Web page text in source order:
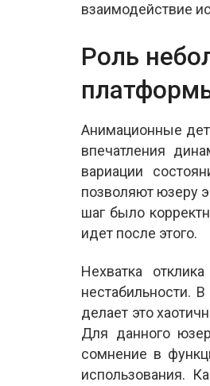
взаимодействие
Роль
Анимационные
впечатления
вариации
позволяют юзеру
шаг было
идет после этого.
Нехватка
нестабильности.
делает это
Для данного
сомнение в
использования.